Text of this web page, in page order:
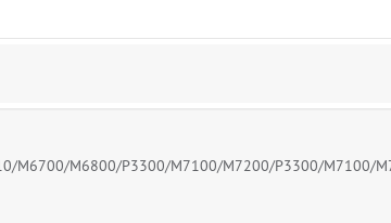
M6700/M6800/P3300/M7100/M7200/P3300/M7100/